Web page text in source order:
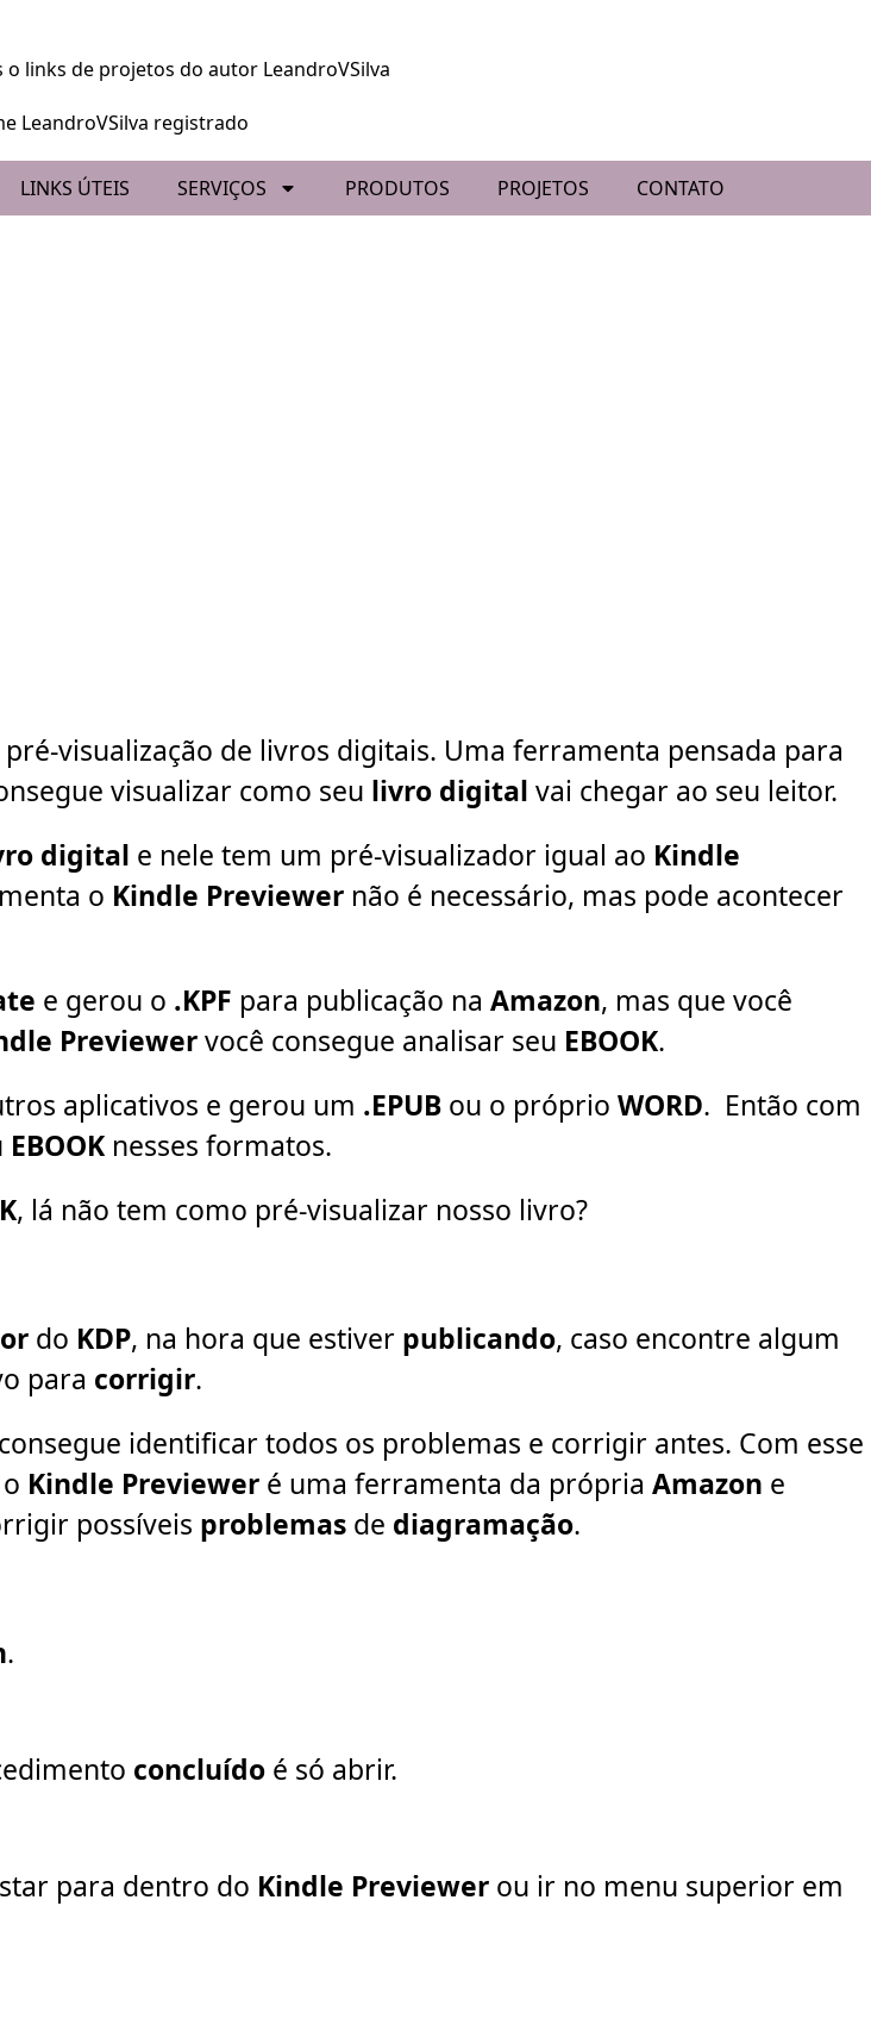
LINKS ÚTEIS SERVIÇOS PRODUTOS PROJETOS CONTATO
visualização de livros digitais. Uma ferramenta pensada para
visualizar como seu livro digital vai chegar ao seu leitor.
digital e nele tem um pré-visualizador igual ao Kindle
o Kindle Previewer não é necessário, mas pode acontecer
e gerou o .KPF para publicação na Amazon, mas que você
Previewervocê consegue analisar seu EBOOK.
aplicativos e gerou um .EPUB ou o próprio WORD. Então com
EBOOK nesses formatos.
, lá não tem como pré-visualizar nosso livro?
do KDP, na hora que estiver publicando, caso encontre algum
para corrigir.
identificar todos os problemas e corrigir antes. Com esse
Kindle Previewer é uma ferramenta da própria Amazon e
possíveis problemas de diagramação.
.
concluído é só abrir.
para dentro do Kindle Previewer ou ir no menu superior em